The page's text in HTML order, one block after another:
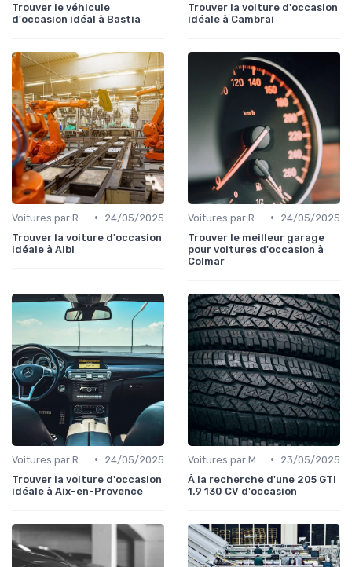
Trouver le véhicule
d'occasion idéal à Bastia
Trouver la voiture d'occasion
idéale à Cambrai
•
24/05/2025
Trouver la voiture d'occasion
idéale à Albi
•
24/05/2025
Trouver le meilleur garage
pour voitures d'occasion à
Colmar
•
24/05/2025
Trouver la voiture d'occasion
idéale à Aix-en-Provence
•
23/05/2025
À la recherche d'une 205 GTI
1.9 130 CV d'occasion